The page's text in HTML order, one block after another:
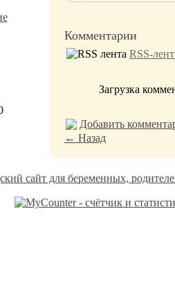
Комментарии
RSS-
Загрузка
Добавить
← Назад
сайт для беременных,